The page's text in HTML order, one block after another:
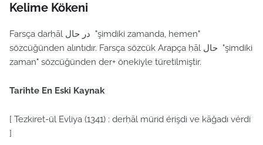
Kelime Kökeni
Farsça darḥāl در حال "şimdiki zamanda, hemen"
sözcüğünden alıntıdır. Farsça sözcük Arapça ḥāl حال "şimdiki
zaman" sözcüğünden der+ önekiyle türetilmiştir.
Tarihte En Eski Kaynak
[ Tezkiret-ül Evliya (1341) : derḥāl mürid érişdi ve kāğadı vérdi
]